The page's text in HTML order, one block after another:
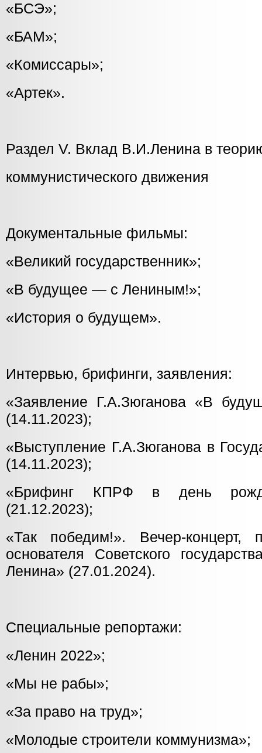
«БСЭ»;
«БАМ»;
«Комиссары»;
«Артек».
Раздел V. Вклад В.И.Ленина в
коммунистического движения
Документальные фильмы:
«Великий государственник»;
«В будущее — с Лениным!»;
«История о будущем».
Интервью, брифинги, заявления:
«Заявление Г.А.Зюганова «В
(14.11.2023);
«Выступление Г.А.Зюганова в
(14.11.2023);
«Брифинг КПРФ в день
(21.12.2023);
«Так победим!». Вечер-концерт,
основателя Советского
Ленина» (27.01.2024).
Специальные репортажи:
«Ленин 2022»;
«Мы не рабы»;
«За право на труд»;
«Молодые строители коммунизма»;